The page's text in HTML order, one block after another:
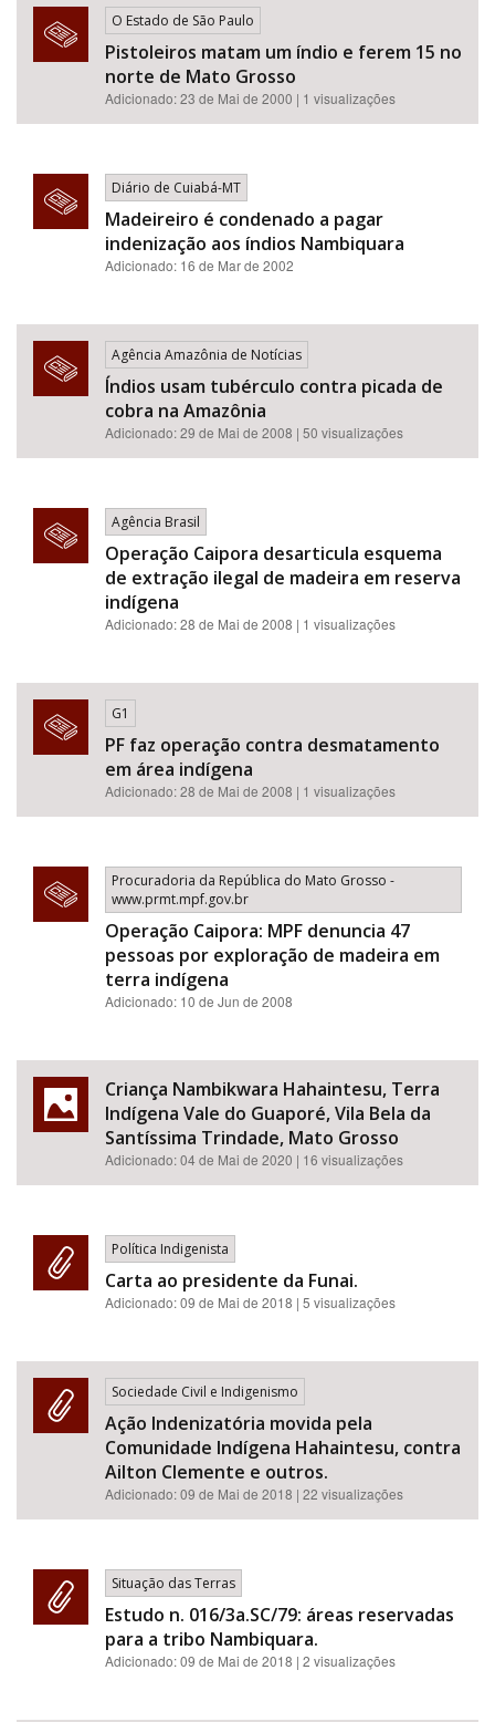
O Estado de São Paulo
Pistoleiros matam um índio e ferem 15 no
norte de Mato Grosso
Adicionado: 23 de Mai de 2000 | 1 visualizações
Diário de Cuiabá-MT
Madeireiro é condenado a pagar
indenização aos índios Nambiquara
Adicionado: 16 de Mar de 2002
Agência Amazônia de Notícias
Índios usam tubérculo contra picada de
cobra na Amazônia
Adicionado: 29 de Mai de 2008 | 50 visualizações
Agência Brasil
Operação Caipora desarticula esquema
de extração ilegal de madeira em reserva
indígena
Adicionado: 28 de Mai de 2008 | 1 visualizações
G1
PF faz operação contra desmatamento
em área indígena
Adicionado: 28 de Mai de 2008 | 1 visualizações
Procuradoria da República do Mato Grosso -
www.prmt.mpf.gov.br
Operação Caipora: MPF denuncia 47
pessoas por exploração de madeira em
terra indígena
Adicionado: 10 de Jun de 2008
Criança Nambikwara Hahaintesu, Terra
Indígena Vale do Guaporé, Vila Bela da
Santíssima Trindade, Mato Grosso
Adicionado:04 de Mai de 2020 | 16 visualizações
Política Indigenista
Carta ao presidente da Funai.
Adicionado:09 de Mai de 2018 | 5 visualizações
Sociedade Civil e Indigenismo
Ação Indenizatória movida pela
Comunidade Indígena Hahaintesu, contra
Ailton Clemente e outros.
Adicionado:09 de Mai de 2018 | 22 visualizações
Situação das Terras
Estudo n. 016/3a.SC/79: áreas reservadas
para a tribo Nambiquara.
Adicionado:09 de Mai de 2018 | 2 visualizações